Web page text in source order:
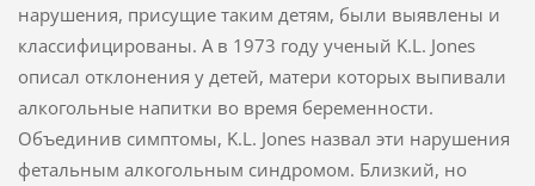
нарушения, присущие таким детям, были выявлены и
классифицированы. А в 1973 году ученый K.L. Jones
описал отклонения у детей, матери которых выпивали
алкогольные напитки во время беременности.
Объединив симптомы, K.L. Jones назвал эти нарушения
фетальным алкогольным синдромом. Близкий, но